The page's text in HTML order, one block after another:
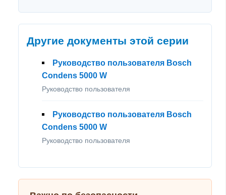
Другие документы этой серии
Руководство пользователя Bosch
Condens 5000 W
Руководство пользователя
Руководство пользователя Bosch
Condens 5000 W
Руководство пользователя